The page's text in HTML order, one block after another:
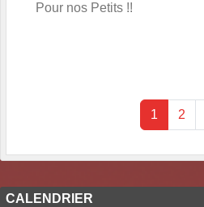
Pour nos Petits !!
1 2
CALENDRIER